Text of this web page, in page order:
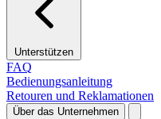
Unterstützen
FAQ
Bedienungsanleitung
Retouren und Reklamationen
Über das Unternehmen